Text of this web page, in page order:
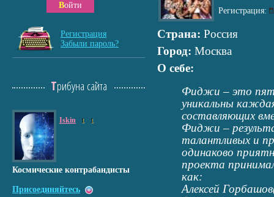
Регистрация:
Страна: Россия
Город: Москва
О себе:
Фиджи – это
уникальны
составляющих
Фиджи –
талантливых и
одинаково
проекта
как:
Алексей
Войти
Регистрация
Забыли пароль?
Трибуна сайта
Iskin 1 1
Космические контрабандисты
Присоединяйтесь